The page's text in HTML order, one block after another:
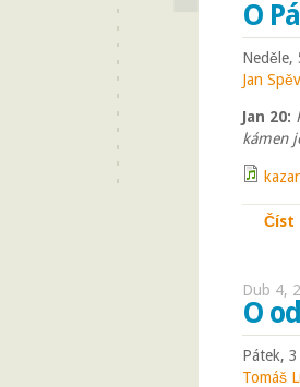
O
Neděle,
Jan
Jan 20:
kámen
Číst
Dub 4,
O
Pátek,
Tomáš